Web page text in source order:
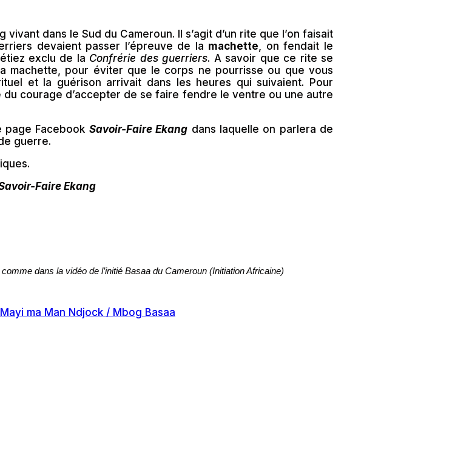
vivant dans le Sud du Cameroun. Il s’agit d’un rite que l’on faisait
devaient passer l’épreuve de la machette , on fendait le
exclu de la Confrérie des guerriers. A savoir que ce rite se
machette, pour éviter que le corps ne pourrisse ou que vous
et la guérison arrivait dans les heures qui suivaient. Pour
courage d’accepter de se faire fendre le ventre ou une autre
Facebook Savoir-Faire Ekang dans laquelle on parlera de
guerre.
Faire Ekang
dans la vidéo de l’initié Basaa du Cameroun (Initiation Africaine)
ma Man Ndjock / Mbog Basaa